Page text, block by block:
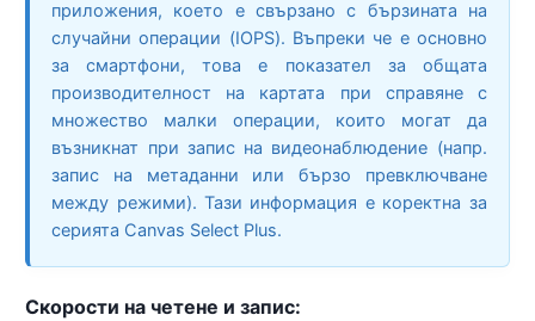
приложения, което е свързано с бързината на
случайни операции (IOPS). Въпреки че е основно
за смартфони, това е показател за общата
производителност на картата при справяне с
множество малки операции, които могат да
възникнат при запис на видеонаблюдение (напр.
запис на метаданни или бързо превключване
между режими). Тази информация е коректна за
серията Canvas Select Plus.
Скорости на четене и запис: